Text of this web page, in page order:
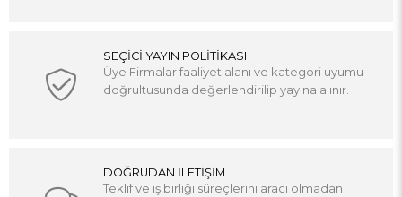
SEÇİCİ YAYIN POLİTİKASI
Üye Firmalar faaliyet alanı ve kategori uyumu
doğrultusunda değerlendirilip yayına alınır.
DOĞRUDAN İLETİŞİM
Teklif ve iş birliği süreçlerini aracı olmadan